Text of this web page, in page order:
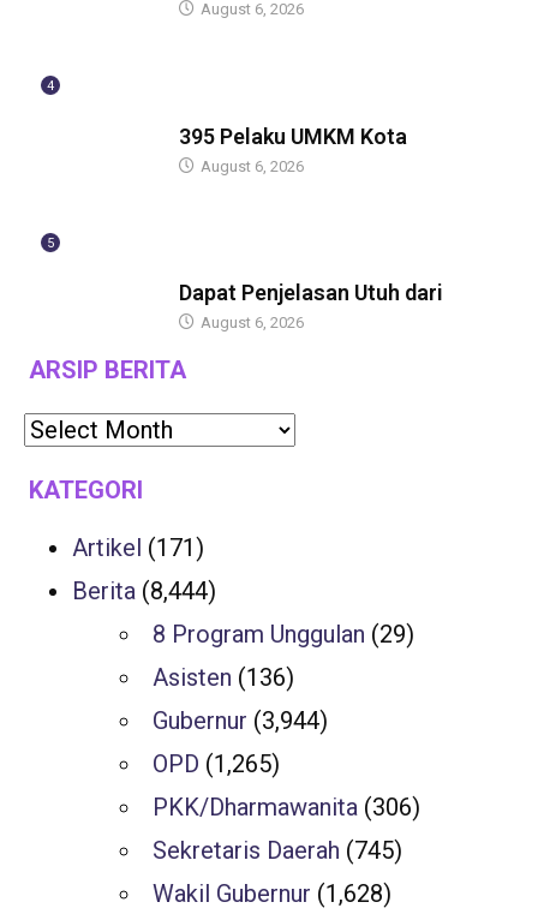
August 6, 2026
4
395 Pelaku UMKM Kota
August 6, 2026
5
Dapat Penjelasan Utuh dari
August 6, 2026
ARSIP BERITA
KATEGORI
Artikel (171)
Berita (8,444)
8 Program Unggulan (29)
Asisten (136)
Gubernur (3,944)
OPD (1,265)
PKK/Dharmawanita (306)
Sekretaris Daerah (745)
Wakil Gubernur (1,628)